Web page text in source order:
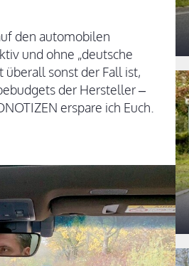
den automobilen
und ohne „deutsche
sonst der Fall ist,
der Hersteller –
erspare ich Euch.